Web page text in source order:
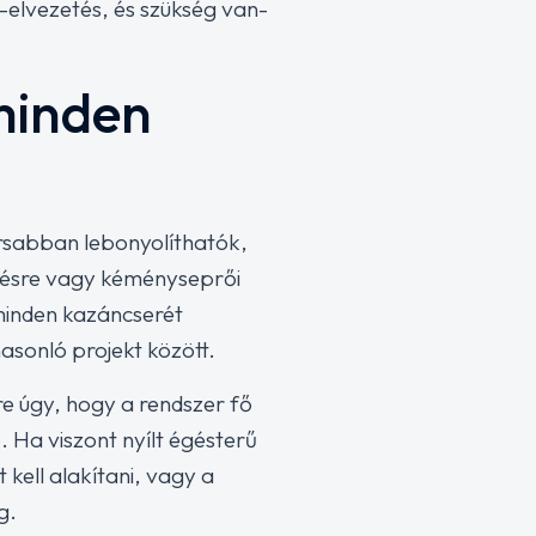
és szükség van-
lebonyolíthatók,
vagy kéményseprői
kazáncserét
projekt között.
úgy, hogy a rendszer fő
Ha viszont nyílt égésterű
kell alakítani, vagy a